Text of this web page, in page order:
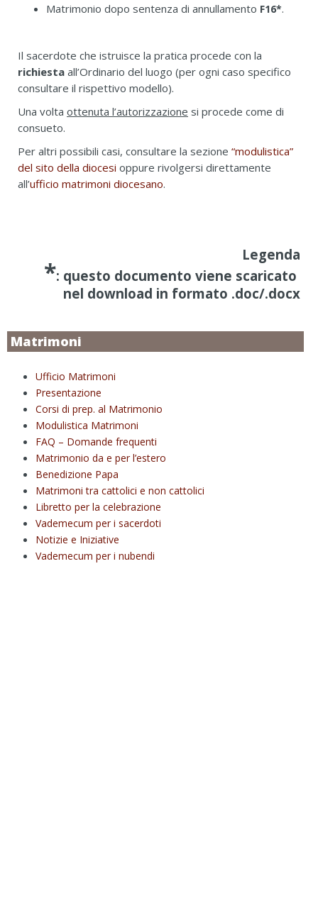
Matrimonio dopo sentenza di annullamento F16*.
Il sacerdote che istruisce la pratica procede con la
richiesta all’Ordinario del luogo (per ogni caso specifico
consultare il rispettivo modello).
Una volta ottenuta l’autorizzazione si procede come di
consueto.
Per altri possibili casi, consultare la sezione “modulistica”
del sito della diocesi oppure rivolgersi direttamente
all’ufficio matrimoni diocesano.
Legenda
*: questo documento viene scaricato
nel download in formato .doc/.docx
Matrimoni
Ufficio Matrimoni
Presentazione
Corsi di prep. al Matrimonio
Modulistica Matrimoni
FAQ – Domande frequenti
Matrimonio da e per l’estero
Benedizione Papa
Matrimoni tra cattolici e non cattolici
Libretto per la celebrazione
Vademecum per i sacerdoti
Notizie e Iniziative
Vademecum per i nubendi